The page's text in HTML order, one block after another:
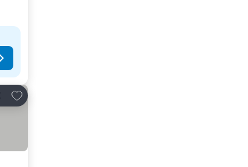
Adicionar aos favoritos